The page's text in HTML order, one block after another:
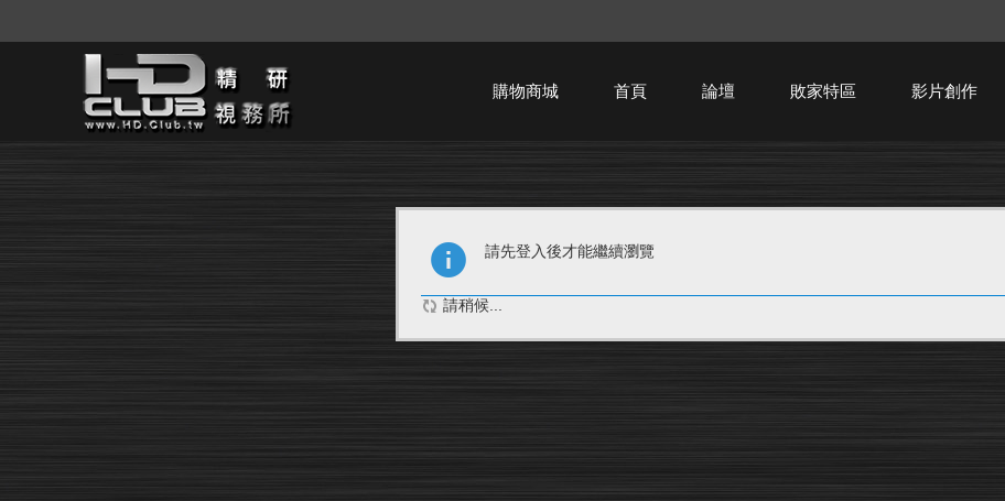
購物商城 首頁 論壇 敗家特區 影片創作
請先登入後才能繼續瀏覽
請稍候...